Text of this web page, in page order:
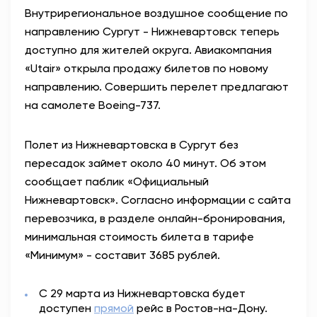
АНТИТЕРРОР
НОВОСТИ
ОФИЦИАЛЬНО
82,17 94,84
Вход / Регистрация
Внутрирегиональное воздушное сообщение по
направлению Сургут - Нижневартовск теперь
доступно для жителей округа. Авиакомпания
«Utair» открыла продажу билетов по новому
направлению. Совершить перелет предлагают
на самолете Boeing-737.
Полет из Нижневартовска в Сургут без
пересадок займет около 40 минут. Об этом
сообщает паблик «Официальный
Нижневартовск». Согласно информации с сайта
перевозчика, в разделе онлайн-бронирования,
минимальная стоимость билета в тарифе
«Минимум» - составит 3685 рублей.
С 29 марта из Нижневартовска будет
доступен прямой рейс в Ростов-на-Дону.